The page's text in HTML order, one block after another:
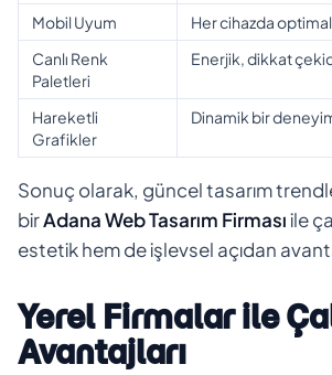
Mobil Uyum
Her cihazda
Canlı Renk
Paletleri
Enerjik, dikkat
Hareketli
Grafikler
Dinamik bir
Sonuç olarak, güncel tasarım
birAdana Web Tasarım Firmasıile
estetik hem de işlevsel açıdan
Yerel Firmalar ile
Avantajları